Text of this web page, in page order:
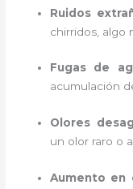
Ruidos
chirridos, algo
Fugas de
acumulación
Olores
un olor raro o
Aumento en